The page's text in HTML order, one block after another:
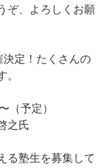
ぞ、よろしくお願
定！たくさんの
。
予定）
之氏
る塾生を募集して